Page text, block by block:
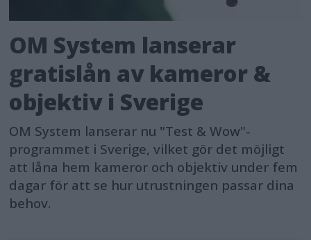
OM System lanserar
gratislån av kameror &
objektiv i Sverige
OM System lanserar nu "Test & Wow"-
programmet i Sverige, vilket gör det möjligt
att låna hem kameror och objektiv under fem
dagar för att se hur utrustningen passar dina
behov.